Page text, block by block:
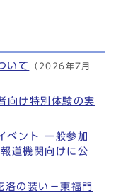
いて （2026年7月
け特別体験の実
ベント 一般参加
道機関向けに公
の装い－東福門